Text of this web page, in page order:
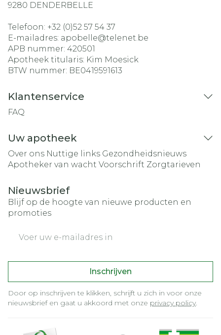
9280 DENDERBELLE
Telefoon: +32 (0)52 57 54 37
E-mailadres: apobelle@telenet.be
APB nummer: 420501
Apotheek titularis: Kim Moesick
BTW nummer: BE0419591613
Klantenservice
FAQ
Uw apotheek
Over ons Nuttige links Gezondheidsnieuws
Apotheker van wacht Voorschrift Zorgtarieven
Nieuwsbrief
Blijf op de hoogte van nieuwe producten en
promoties
Inschrijven
Door op inschrijven te klikken, schrijft u zich in voor onze
nieuwsbrief en gaat u akkoord met onze privacy policy.